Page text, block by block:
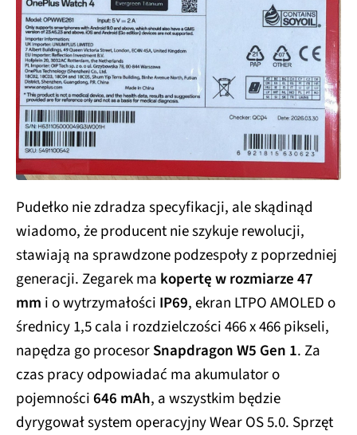
Pudełko nie zdradza specyfikacji, ale skądinąd
wiadomo, że producent nie szykuje rewolucji,
stawiają na sprawdzone podzespoły z poprzedniej
generacji. Zegarek ma kopertę w rozmiarze 47
mm i o wytrzymałości IP69, ekran LTPO AMOLED o
średnicy 1,5 cala i rozdzielczości 466 x 466 pikseli,
napędza go procesorSnapdragon W5 Gen 1. Za
czas pracy odpowiadać ma akumulator o
pojemności646 mAh, a wszystkim będzie
dyrygował system operacyjny Wear OS 5.0. Sprzęt